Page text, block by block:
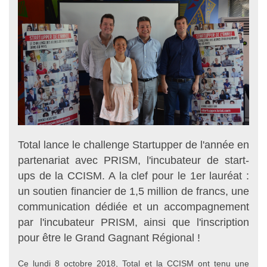
Total lance le challenge Startupper de l'année en
partenariat avec PRISM, l'incubateur de start-
ups de la CCISM. A la clef pour le 1er lauréat :
un soutien financier de 1,5 million de francs, une
communication dédiée et un accompagnement
par l'incubateur PRISM, ainsi que l'inscription
pour être le Grand Gagnant Régional !
Ce lundi 8 octobre 2018, Total et la CCISM ont tenu une